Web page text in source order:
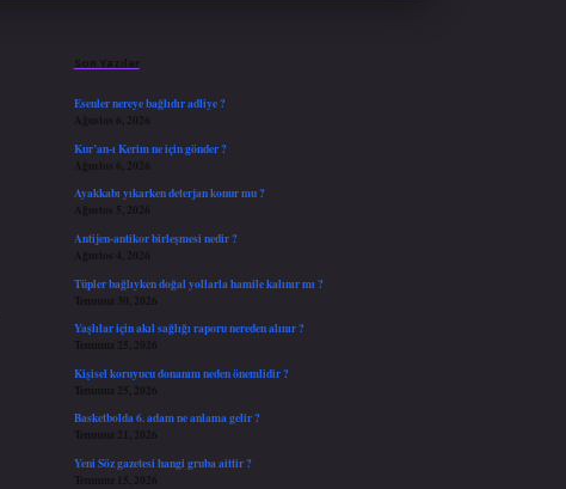
Son Yazılar
Esenler nereye bağlıdır adliye ?
Ağustos 6, 2026
Kur’an-ı Kerim ne için gönder ?
Ağustos 6, 2026
Ayakkabı yıkarken deterjan konur mu ?
Ağustos 5, 2026
Antijen-antikor birleşmesi nedir ?
Ağustos 4, 2026
Tüpler bağlıyken doğal yollarla hamile kalınır mı ?
Temmuz 30, 2026
Yaşlılar için akıl sağlığı raporu nereden alınır ?
Temmuz 25, 2026
Kişisel koruyucu donanım neden önemlidir ?
Temmuz 25, 2026
Basketbolda 6. adam ne anlama gelir ?
Temmuz 21, 2026
Yeni Söz gazetesi hangi gruba aittir ?
Temmuz 15, 2026